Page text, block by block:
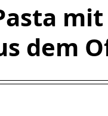
Mehlspeisen
mit
dem